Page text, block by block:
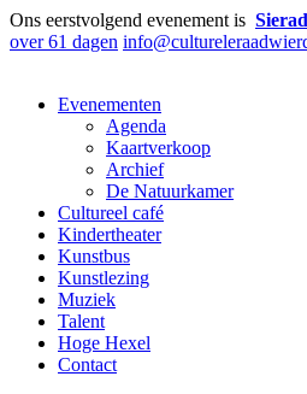
Ons eerstvolgend evenement is
over 61 dagen
Evenementen
Agenda
Kaartverkoop
Archief
De Natuurkamer
Cultureel café
Kindertheater
Kunstbus
Kunstlezing
Muziek
Talent
Hoge Hexel
Contact